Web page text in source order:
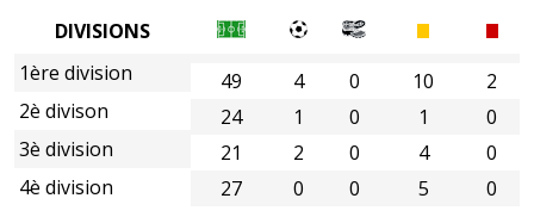
49 4 0 10
2
24
1 0 1
0
21
2 0 4
0
27
0 0 5 0
DIVISIONS
1ère division
2è divison
3è division
4è division